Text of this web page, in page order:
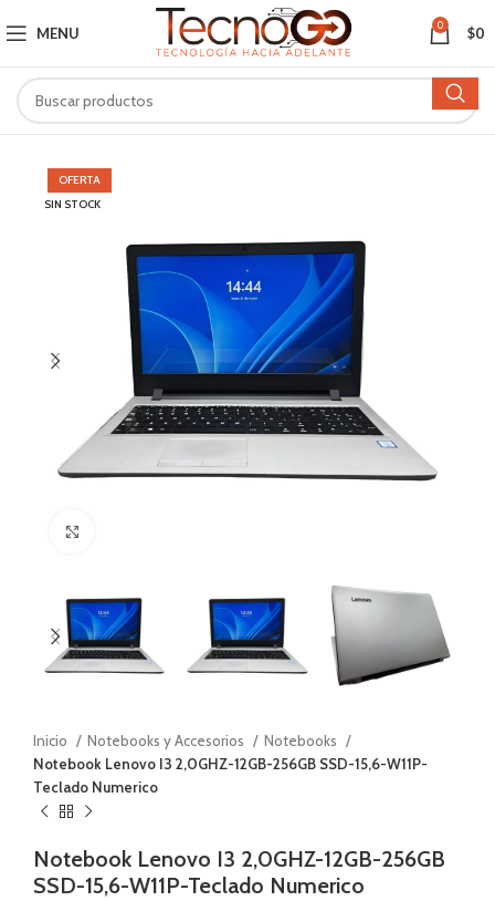
MENU 0 $0
OFERTA
SIN STOCK
Inicio Notebooks y Accesorios
Notebooks
Notebook Lenovo I3 2,0GHZ-12GB-256GB SSD-15,6-W11P-
Teclado Numerico
Notebook Lenovo I3 2,0GHZ-12GB-256GB
SSD-15,6-W11P-Teclado Numerico